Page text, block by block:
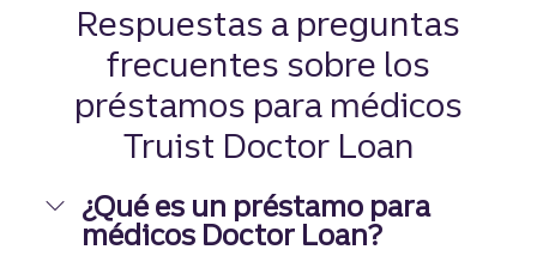
Respuestas a preguntas
frecuentes sobre los
préstamos para médicos
Truist Doctor Loan
¿Qué es un préstamo para
médicos Doctor Loan?